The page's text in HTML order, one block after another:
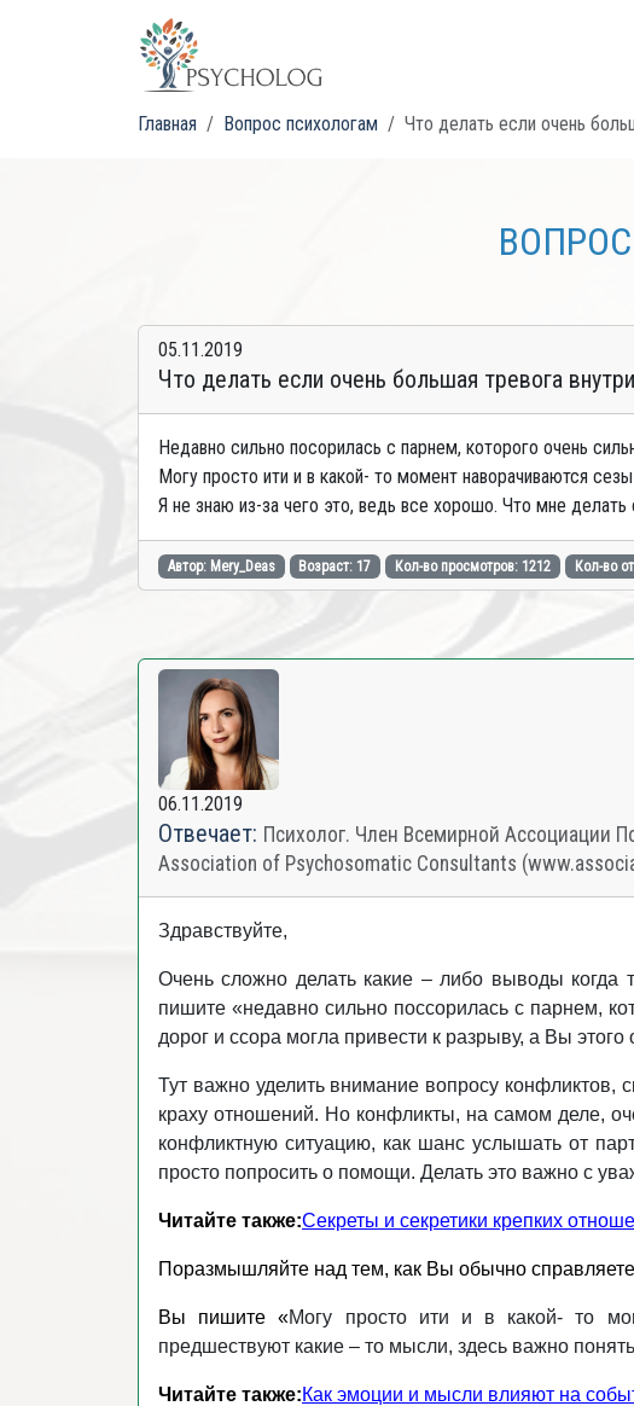
Главная Вопрос психологам Что делать если очень
ВОПРОС
05.11.2019
Что делать если очень большая тревога
Недавно сильно посорилась с парнем, которого очень
Могу просто ити и в какой- то момент наворачиваются
Я не знаю из-за чего это, ведь все хорошо. Что мне делать
Автор: Mery_Deas Возраст: 17 Кол-во просмотров: 1212 Кол-во
06.11.2019
Отвечает: Психолог. Член Всемирной Ассоциации
Association of Psychosomatic Consultants
Здравствуйте,
Очень сложно делать какие – либо выводы
пишите «недавно сильно поссорилась с парнем,
дорог и ссора могла привести к разрыву, а Вы
Тут важно уделить внимание вопросу конфликтов,
краху отношений. Но конфликты, на самом деле,
конфликтную ситуацию, как шанс услышать от
просто попросить о помощи. Делать это важно с
Читайте также:Секреты и секретики крепких
Поразмышляйте над тем, как Вы обычно
Вы пишите «Могу просто ити и в какой- то
предшествуют какие – то мысли, здесь важно
Читайте также:Как эмоции и мысли влияют на